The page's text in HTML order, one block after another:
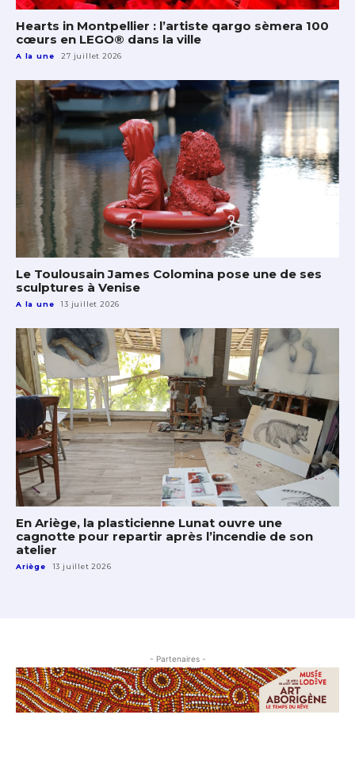
Hearts in Montpellier : l’artiste qargo sèmera 100
cœurs en LEGO® dans la ville
A la une 27 juillet 2026
Le Toulousain James Colomina pose une de ses
sculptures à Venise
A la une 13 juillet 2026
En Ariège, la plasticienne Lunat ouvre une
cagnotte pour repartir après l’incendie de son
atelier
Ariège 13 juillet 2026
- Partenaires -